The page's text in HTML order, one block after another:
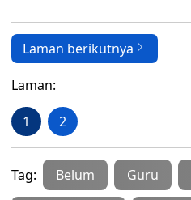
Laman berikutnya
Laman:
1 2
Tag: Belum Guru